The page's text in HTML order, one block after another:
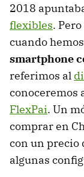
2018
flexibles.
cuando
smartphone
referimos al
conoceremos
FlexPai. Un
comprar en
con un precio
algunas